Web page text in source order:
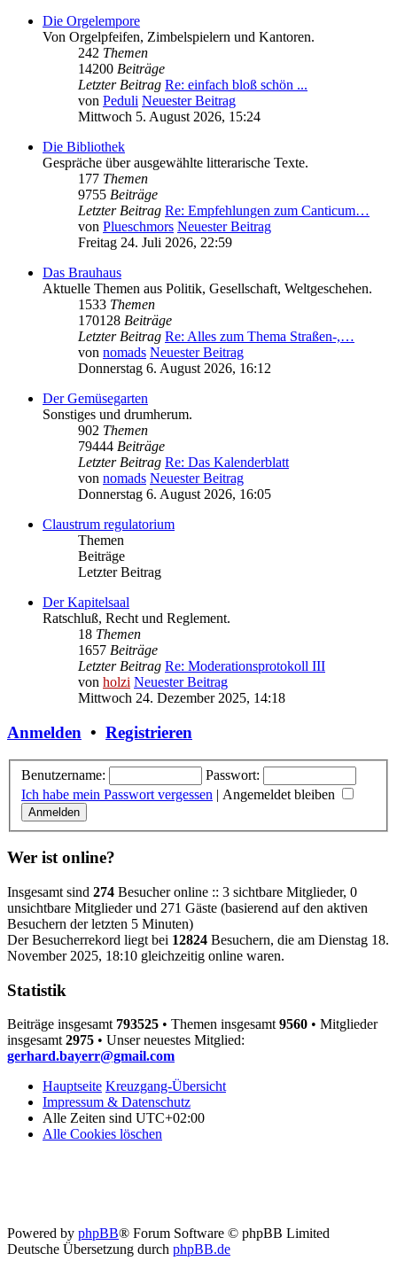
Die Orgelempore
Von Orgelpfeifen, Zimbelspielern und Kantoren.
242 Themen
14200 Beiträge
Letzter Beitrag Re: einfach bloß schön ...
von Peduli Neuester Beitrag
Mittwoch 5. August 2026, 15:24
Die Bibliothek
Gespräche über ausgewählte litterarische Texte.
177 Themen
9755 Beiträge
Letzter Beitrag Re: Empfehlungen zum Canticum…
von Plueschmors Neuester Beitrag
Freitag 24. Juli 2026, 22:59
Das Brauhaus
Aktuelle Themen aus Politik, Gesellschaft, Weltgeschehen.
1533 Themen
170128 Beiträge
Letzter Beitrag Re: Alles zum Thema Straßen-,…
von nomads Neuester Beitrag
Donnerstag 6. August 2026, 16:12
Der Gemüsegarten
Sonstiges und drumherum.
902 Themen
79444 Beiträge
Letzter Beitrag Re: Das Kalenderblatt
von nomads Neuester Beitrag
Donnerstag 6. August 2026, 16:05
Claustrum regulatorium
Themen
Beiträge
Letzter Beitrag
Der Kapitelsaal
Ratschluß, Recht und Reglement.
18 Themen
1657 Beiträge
Letzter Beitrag Re: Moderationsprotokoll III
von holzi Neuester Beitrag
Mittwoch 24. Dezember 2025, 14:18
Anmelden • Registrieren
Benutzername:
Passwort:
Ich habe mein Passwort vergessen | Angemeldet bleiben
Wer ist online?
Insgesamt sind 274 Besucher online :: 3 sichtbare Mitglieder, 0
unsichtbare Mitglieder und 271 Gäste (basierend auf den aktiven
Besuchern der letzten 5 Minuten)
Der Besucherrekord liegt bei 12824 Besuchern, die am Dienstag 18.
November 2025, 18:10 gleichzeitig online waren.
Statistik
Beiträge insgesamt 793525 • Themen insgesamt 9560 • Mitglieder
insgesamt 2975 • Unser neuestes Mitglied:
gerhard.bayerr@gmail.com
Hauptseite Kreuzgang-Übersicht
Impressum & Datenschutz
Alle Zeiten sind UTC+02:00
Alle Cookies löschen
Powered by phpBB® Forum Software © phpBB Limited
Deutsche Übersetzung durch phpBB.de